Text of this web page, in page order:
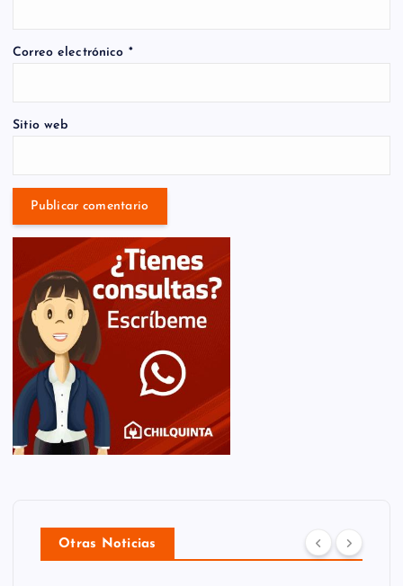
Correo electrónico *
Sitio web
Otras Noticias